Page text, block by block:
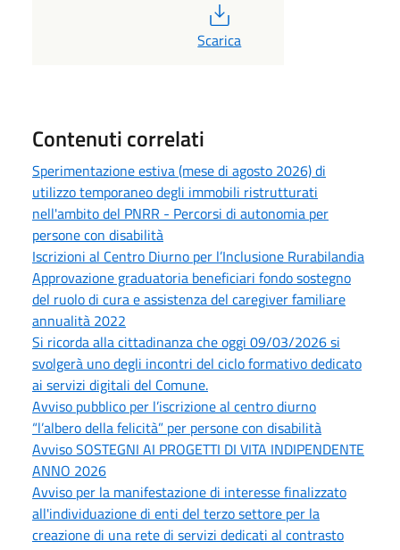
Scarica
Contenuti correlati
Sperimentazione estiva (mese di agosto 2026) di
utilizzo temporaneo degli immobili ristrutturati
nell'ambito del PNRR - Percorsi di autonomia per
persone con disabilità
Iscrizioni al Centro Diurno per l’Inclusione Rurabilandia
Approvazione graduatoria beneficiari fondo sostegno
del ruolo di cura e assistenza del caregiver familiare
annualità 2022
Si ricorda alla cittadinanza che oggi 09/03/2026 si
svolgerà uno degli incontri del ciclo formativo dedicato
ai servizi digitali del Comune.
Avviso pubblico per l’iscrizione al centro diurno
“l’albero della felicità” per persone con disabilità
Avviso SOSTEGNI AI PROGETTI DI VITA INDIPENDENTE
ANNO 2026
Avviso per la manifestazione di interesse finalizzato
all'individuazione di enti del terzo settore per la
creazione di una rete di servizi dedicati al contrasto